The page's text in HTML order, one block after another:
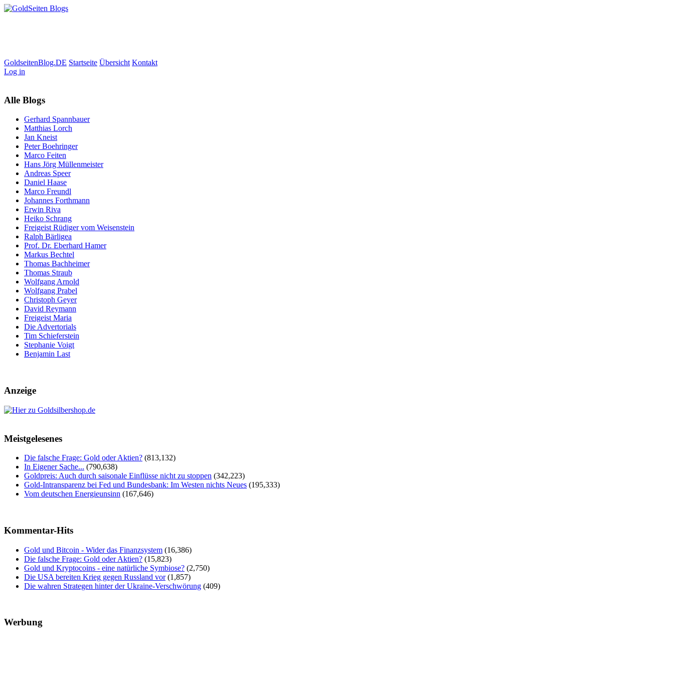
GoldseitenBlog.DE Startseite Übersicht Kontakt
Log in
Alle Blogs
Gerhard Spannbauer
Matthias Lorch
Jan Kneist
Peter Boehringer
Marco Feiten
Hans Jörg Müllenmeister
Andreas Speer
Daniel Haase
Marco Freundl
Johannes Forthmann
Erwin Riva
Heiko Schrang
Freigeist Rüdiger vom Weisenstein
Ralph Bärligea
Prof. Dr. Eberhard Hamer
Markus Bechtel
Thomas Bachheimer
Thomas Straub
Wolfgang Arnold
Wolfgang Prabel
Christoph Geyer
David Reymann
Freigeist Maria
Die Advertorials
Tim Schieferstein
Stephanie Voigt
Benjamin Last
Anzeige
Meistgelesenes
Die falsche Frage: Gold oder Aktien? (813,132)
In Eigener Sache... (790,638)
Goldpreis: Auch durch saisonale Einflüsse nicht zu stoppen (342,223)
Gold-Intransparenz bei Fed und Bundesbank: Im Westen nichts Neues (195,333)
Vom deutschen Energieunsinn (167,646)
Kommentar-Hits
Gold und Bitcoin - Wider das Finanzsystem (16,386)
Die falsche Frage: Gold oder Aktien? (15,823)
Gold und Kryptocoins - eine natürliche Symbiose? (2,750)
Die USA bereiten Krieg gegen Russland vor (1,857)
Die wahren Strategen hinter der Ukraine-Verschwörung (409)
Werbung